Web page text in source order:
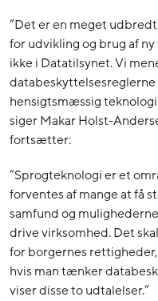
”Det er en meget
for udvikling og brug af
ikke i Datatilsynet. Vi
hensigtsmæssig
siger Makar Holst-
fortsætter:
”Sprogteknologi er et
forventes af mange at få
samfund og
drive virksomhed. Det
for borgernes
hvis man tænker
viser disse to udtalelser.”